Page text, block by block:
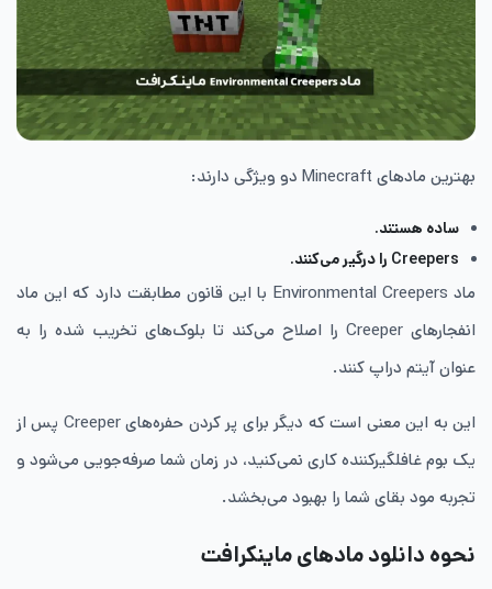
بهترین مادهای Minecraft دو ویژگی دارند:
ساده هستند.
Creepers را درگیر می‌کنند.
ماد Environmental Creepers با این قانون مطابقت دارد که این ماد
انفجارهای Creeper را اصلاح می‌کند تا بلوک‌های تخریب شده را به
عنوان آیتم دراپ کنند.
این به این معنی است که دیگر برای پر کردن حفره‌های Creeper پس از
یک بوم غافلگیرکننده کاری نمی‌کنید، در زمان شما صرفه‌جویی می‌شود و
تجربه مود بقای شما را بهبود می‌بخشد.
نحوه دانلود مادهای ماینکرافت